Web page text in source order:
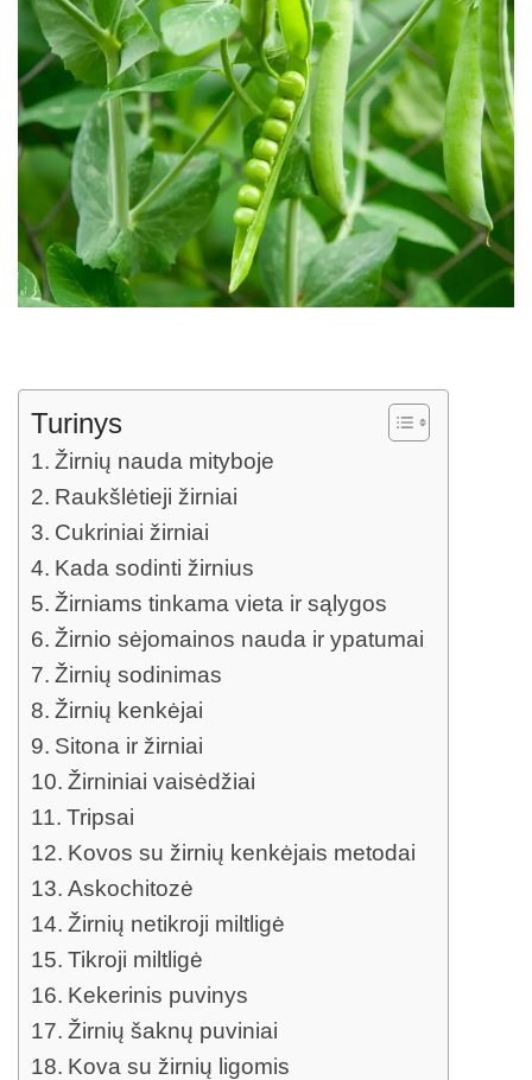
Turinys
Žirnių nauda mityboje
Raukšlėtieji žirniai
Cukriniai žirniai
Kada sodinti žirnius
Žirniams tinkama vieta ir sąlygos
Žirnio sėjomainos nauda ir ypatumai
Žirnių sodinimas
Žirnių kenkėjai
Sitona ir žirniai
Žirniniai vaisėdžiai
Tripsai
Kovos su žirnių kenkėjais metodai
Askochitozė
Žirnių netikroji miltligė
Tikroji miltligė
Kekerinis puvinys
Žirnių šaknų puviniai
Kova su žirnių ligomis